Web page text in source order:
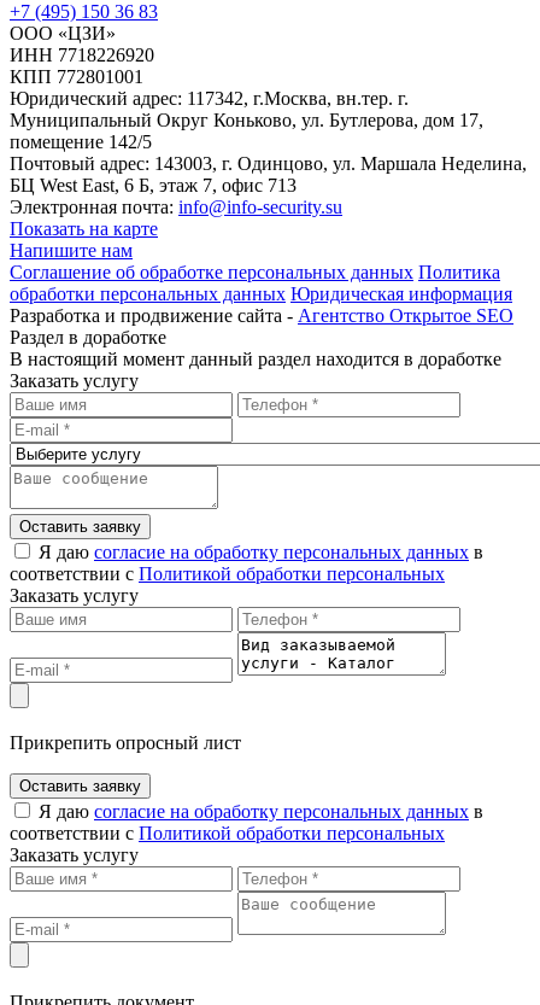
+7 (495) 150 36 83
ООО «ЦЗИ»
ИНН 7718226920
КПП 772801001
Юридический адрес: 117342, г.Москва, вн.тер. г.
Муниципальный Округ Коньково, ул. Бутлерова, дом 17,
помещение 142/5
Почтовый адрес: 143003, г. Одинцово, ул. Маршала Неделина,
БЦ West East, 6 Б, этаж 7, офис 713
Электронная почта: info@info-security.su
Показать на карте
Напишите нам
Соглашение об обработке персональных данных Политика
обработки персональных данных Юридическая информация
Разработка и продвижение сайта - Агентство Открытое SEO
Раздел в доработке
В настоящий момент данный раздел находится в доработке
Заказать услугу
Оставить заявку
Я даю согласие на обработку персональных данных в
соответствии с Политикой обработки персональных
Заказать услугу
Прикрепить опросный лист
Оставить заявку
Я даю согласие на обработку персональных данных в
соответствии с Политикой обработки персональных
Заказать услугу